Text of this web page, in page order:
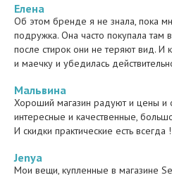
Елена
Об этом бренде я не знала, пока
подружка. Она часто покупала там
после стирок они не теряют вид. И
и маечку и убедилась
Мальвина
Хороший магазин радуют и цены и
интересные и качественные,
И скидки практические есть всегда !
Jenya
Мои вещи, купленные в магазине